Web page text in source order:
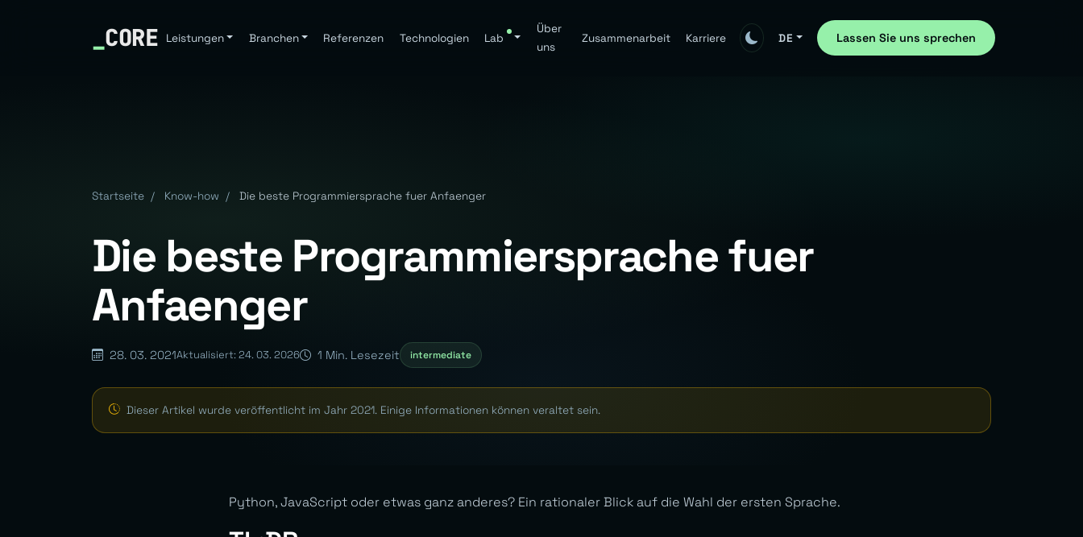
_CORE Leistungen Branchen Referenzen Technologien Lab
Über
uns
Zusammenarbeit Karriere DE Lassen Sie uns sprechen
Startseite / Know-how / Die beste Programmiersprache fuer Anfaenger
Die beste Programmiersprache fuer
Anfaenger
28. 03. 2021Aktualisiert: 24. 03. 2026 1 Min. Lesezeit intermediate
Dieser Artikel wurde veröffentlicht im Jahr 2021. Einige Informationen können veraltet sein.
Python, JavaScript oder etwas ganz anderes? Ein rationaler Blick auf die Wahl der ersten Sprache.